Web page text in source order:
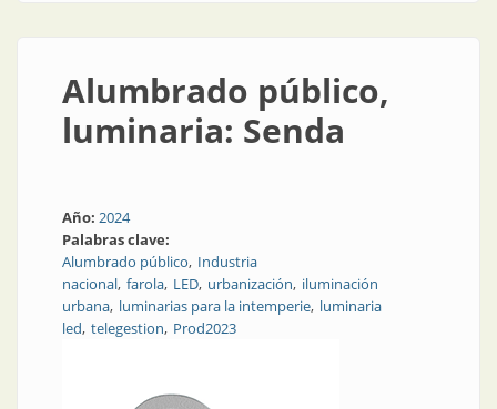
Alumbrado público,
luminaria: Senda
Año: 2024
Palabras clave:
Alumbrado público Industria
nacional farola LED urbanización iluminación
urbana luminarias para la intemperie luminaria
led telegestion Prod2023